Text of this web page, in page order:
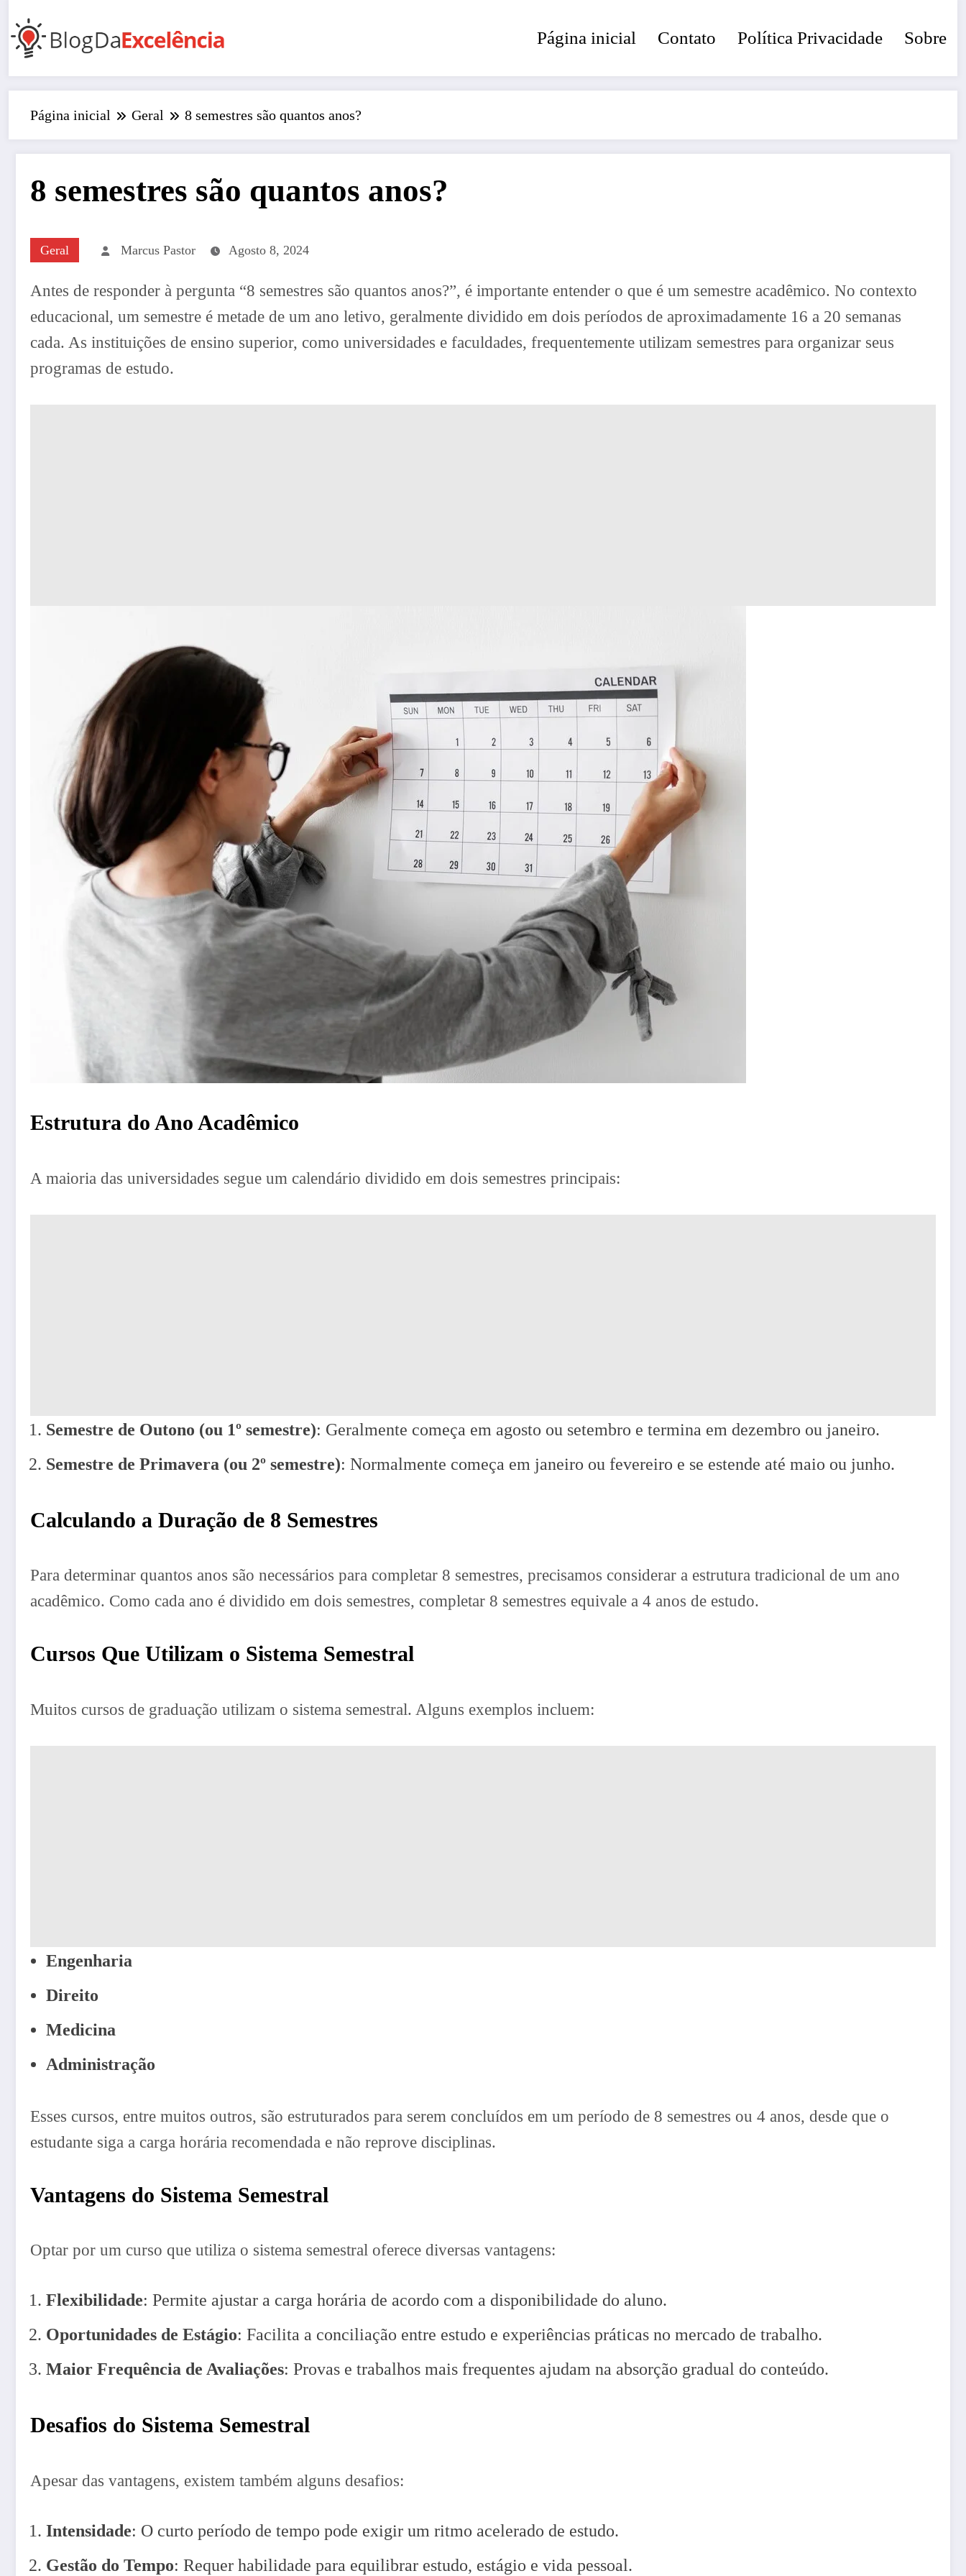
para
conteúdo
Página inicial Contato Política Privacidade Sobre
Página inicial Geral 8 semestres são quantos anos?
8 semestres são quantos anos?
Geral Marcus Pastor Agosto 8, 2024
Antes de responder à pergunta “8 semestres são quantos anos?”, é importante entender o que é um semestre acadêmico. No contexto
educacional, um semestre é metade de um ano letivo, geralmente dividido em dois períodos de aproximadamente 16 a 20 semanas
cada. As instituições de ensino superior, como universidades e faculdades, frequentemente utilizam semestres para organizar seus
programas de estudo.
Estrutura do Ano Acadêmico
A maioria das universidades segue um calendário dividido em dois semestres principais:
Semestre de Outono (ou 1º semestre): Geralmente começa em agosto ou setembro e termina em dezembro ou janeiro.
Semestre de Primavera (ou 2º semestre): Normalmente começa em janeiro ou fevereiro e se estende até maio ou junho.
Calculando a Duração de 8 Semestres
Para determinar quantos anos são necessários para completar 8 semestres, precisamos considerar a estrutura tradicional de um ano
acadêmico. Como cada ano é dividido em dois semestres, completar 8 semestres equivale a 4 anos de estudo.
Cursos Que Utilizam o Sistema Semestral
Muitos cursos de graduação utilizam o sistema semestral. Alguns exemplos incluem:
Engenharia
Direito
Medicina
Administração
Esses cursos, entre muitos outros, são estruturados para serem concluídos em um período de 8 semestres ou 4 anos, desde que o
estudante siga a carga horária recomendada e não reprove disciplinas.
Vantagens do Sistema Semestral
Optar por um curso que utiliza o sistema semestral oferece diversas vantagens:
Flexibilidade: Permite ajustar a carga horária de acordo com a disponibilidade do aluno.
Oportunidades de Estágio: Facilita a conciliação entre estudo e experiências práticas no mercado de trabalho.
Maior Frequência de Avaliações: Provas e trabalhos mais frequentes ajudam na absorção gradual do conteúdo.
Desafios do Sistema Semestral
Apesar das vantagens, existem também alguns desafios:
Intensidade: O curto período de tempo pode exigir um ritmo acelerado de estudo.
Gestão do Tempo: Requer habilidade para equilibrar estudo, estágio e vida pessoal.